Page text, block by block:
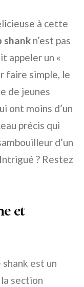
à cette
shank n’est pas
appeler un «
faire simple, le
de jeunes
ont moins d’un
précis qui
d’un
? Restez
et
shank est un
section